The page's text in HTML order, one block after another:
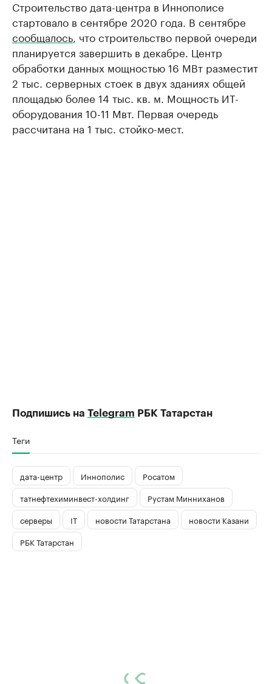
Строительство дата-центра в Иннополисе
стартовало в сентябре 2020 года. В сентябре
сообщалось, что строительство первой очереди
планируется завершить в декабре. Центр
обработки данных мощностью 16 МВт разместит
2 тыс. серверных стоек в двух зданиях общей
площадью более 14 тыс. кв. м. Мощность ИТ-
оборудования 10-11 Мвт. Первая очередь
рассчитана на 1 тыс. стойко-мест.
Подпишись на Telegram РБК Татарстан
Теги
дата-центр Иннополис
Росатом
татнефтехиминвест-холдинг
Рустам Минниханов
серверы
IT новости Татарстана
новости Казани
РБК Татарстан